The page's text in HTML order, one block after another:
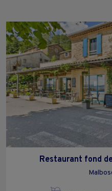
Restaurant fond